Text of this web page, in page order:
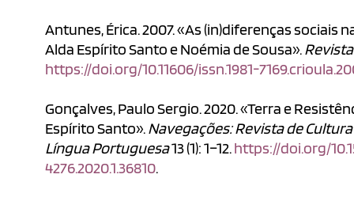
Antunes, Érica. 2007. «As (in)diferenças sociais
Alda Espírito Santo e Noémia de Sousa».
https://doi.org/10.11606/issn.1981-
Gonçalves, Paulo Sergio. 2020. «Terra e
Espírito Santo».Navegações: Revista de
Língua Portuguesa13 (1): 1–12.https://doi.org/
4276.2020.1.36810.